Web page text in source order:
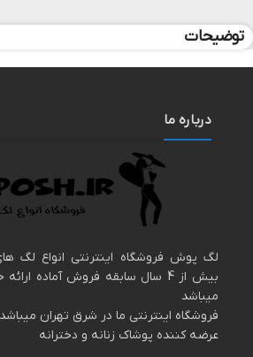
توضیحات
درباره ما
لگ پوش فروشگاه اینترنتی انواع لگ
بیش از 4 سال سابقه فروش آماده
میباشد
فروشگاه اینترنتی ما در شرق تهران میباشد
عرضه کننده پوشاک زنانه و دخترانه